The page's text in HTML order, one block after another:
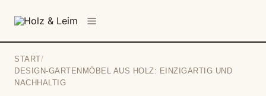
START /
DESIGN-GARTENMÖBEL AUS HOLZ: EINZIGARTIG UND
NACHHALTIG